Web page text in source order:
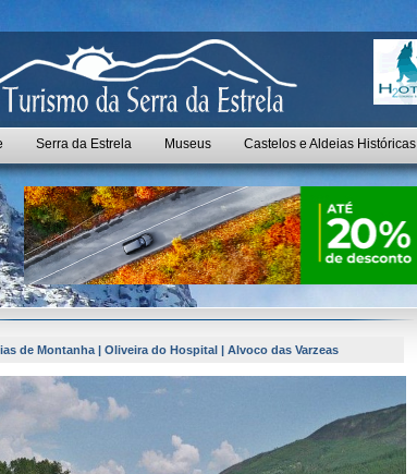
Serra da Estrela Museus Castelos e Aldeias Históricas
de Montanha | Oliveira do Hospital | Alvoco das Varzeas